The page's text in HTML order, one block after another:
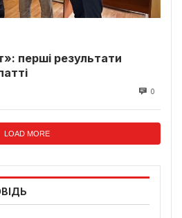
перші результати
0
LOAD MORE